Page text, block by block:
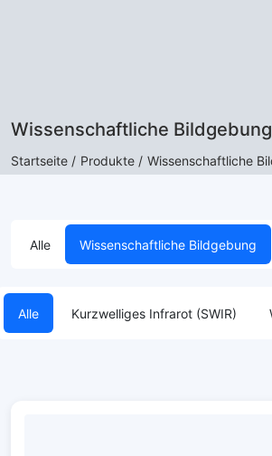
Wissenschaftliche Bildgebung
Startseite / Produkte / Wissenschaftliche
Alle Wissenschaftliche Bildgebung
Alle Kurzwelliges Infrarot (SWIR)